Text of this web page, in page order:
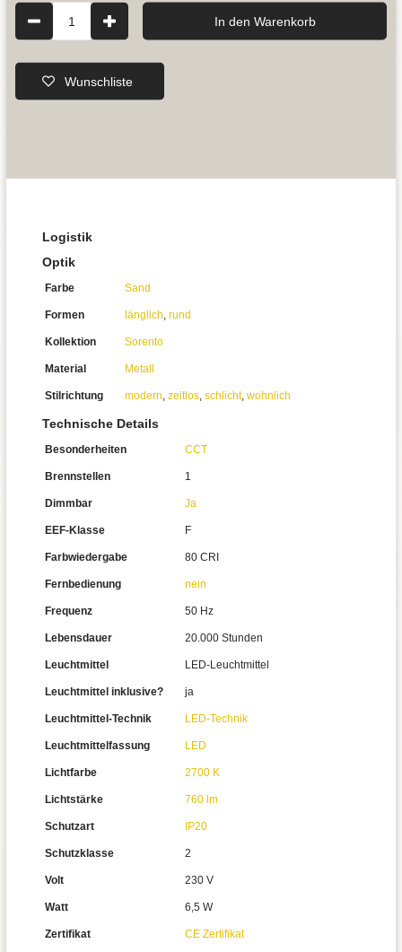
1 In den Warenkorb
Wunschliste
Logistik
Optik
Farbe Sand
Formen länglich, rund
Kollektion Sorento
Material Metall
Stilrichtung modern, zeitlos, schlicht, wohnlich
Technische Details
Besonderheiten CCT
Brennstellen 1
Dimmbar Ja
EEF-Klasse F
Farbwiedergabe 80 CRI
Fernbedienung nein
Frequenz 50 Hz
Lebensdauer 20.000 Stunden
Leuchtmittel LED-Leuchtmittel
Leuchtmittel inklusive? ja
Leuchtmittel-Technik LED-Technik
Leuchtmittelfassung LED
Lichtfarbe 2700 K
Lichtstärke 760 lm
Schutzart IP20
Schutzklasse 2
Volt 230 V
Watt 6,5 W
Zertifikat CE Zertifikat